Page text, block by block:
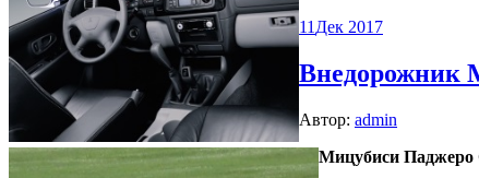
11 Дек 2017
Внедорожник
Автор: admin
Мицубиси Паджеро